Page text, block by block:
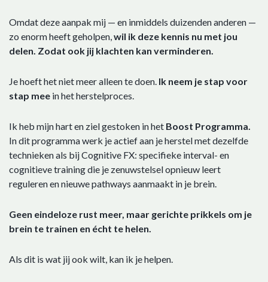
Omdat deze aanpak mij — en inmiddels duizenden anderen —
zo enorm heeft geholpen, wil ik deze kennis nu met jou
delen. Zodat ook jij klachten kan verminderen.
Je hoeft het niet meer alleen te doen. Ik neem je stap voor
stap mee in het herstelproces.
Ik heb mijn hart en ziel gestoken in het Boost Programma.
In dit programma werk je actief aan je herstel met dezelfde
technieken als bij Cognitive FX: specifieke interval- en
cognitieve training die je zenuwstelsel opnieuw leert
reguleren en nieuwe pathways aanmaakt in je brein.
Geen eindeloze rust meer, maar gerichte prikkels om je
brein te trainen en écht te helen.
Als dit is wat jij ook wilt, kan ik je helpen.